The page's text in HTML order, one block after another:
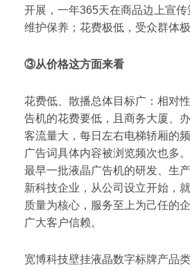
开展，一年365天在商品边上宣
维护保养；花费极低，受众群体
③从价格这方面来看
花费低、散播总体目标广：相对
告机的花费要低，且商务大厦、
客流量大，每日左右电梯轿厢的
广告词具体内容被浏览频次也多
最早一批液晶广告机的研发、生
新科技企业，从公司设立开始，
质量为核心，服务至上为己任的
广大客户信赖。
宽博科技壁挂液晶数字标牌产品